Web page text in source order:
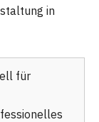
in
für